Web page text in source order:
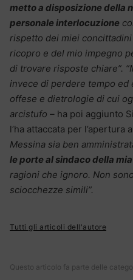
metto a disposizione della
personale interlocuzione
rispetto dei miei
ricopro e del mio impegno
di trovare risposte chiare”.
invece di perdere tempo
offese e dietrologie di cui
arcistufo – ha poi aggiunto
l’ha attaccata per l’apertura
Messina sia ben
le porte al sindaco della
ragioni che ignoro. Non
sciocchezze simili”.
Tutti gli articoli dell'autore
Questo articolo fa parte delle